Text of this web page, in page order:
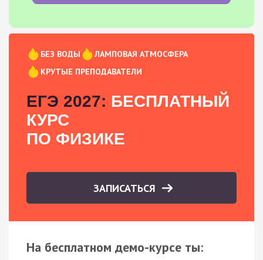
БЕЗ ВОДЫ
ЛАМПОВАЯ АТМОСФЕРА
КРУТЫЕ ПРЕПОДАВАТЕЛИ
ЕГЭ 2027: БЕСПЛАТНЫЙ
КУРС
ПО ФИЗИКЕ
ЗАПИСАТЬСЯ
На бесплатном демо-курсе ты: